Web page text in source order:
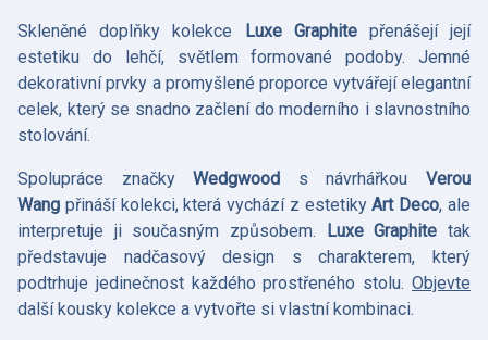
Skleněné doplňky kolekce Luxe Graphitepřenášejí její
estetiku do lehčí, světlem formované podoby. Jemné
dekorativní prvky a promyšlené proporce vytvářejí elegantní
celek, který se snadno začlení do moderního i slavnostního
stolování.
Spolupráce značkyWedgwood s návrhářkouVerou
Wang přináší kolekci, která vychází z estetikyArt Deco, ale
interpretuje ji současným způsobem.
Luxe Graphite tak
představuje nadčasový design s charakterem, který
podtrhuje jedinečnost každého prostřeného stolu. Objevte
další kousky kolekce a vytvořte si vlastní kombinaci.